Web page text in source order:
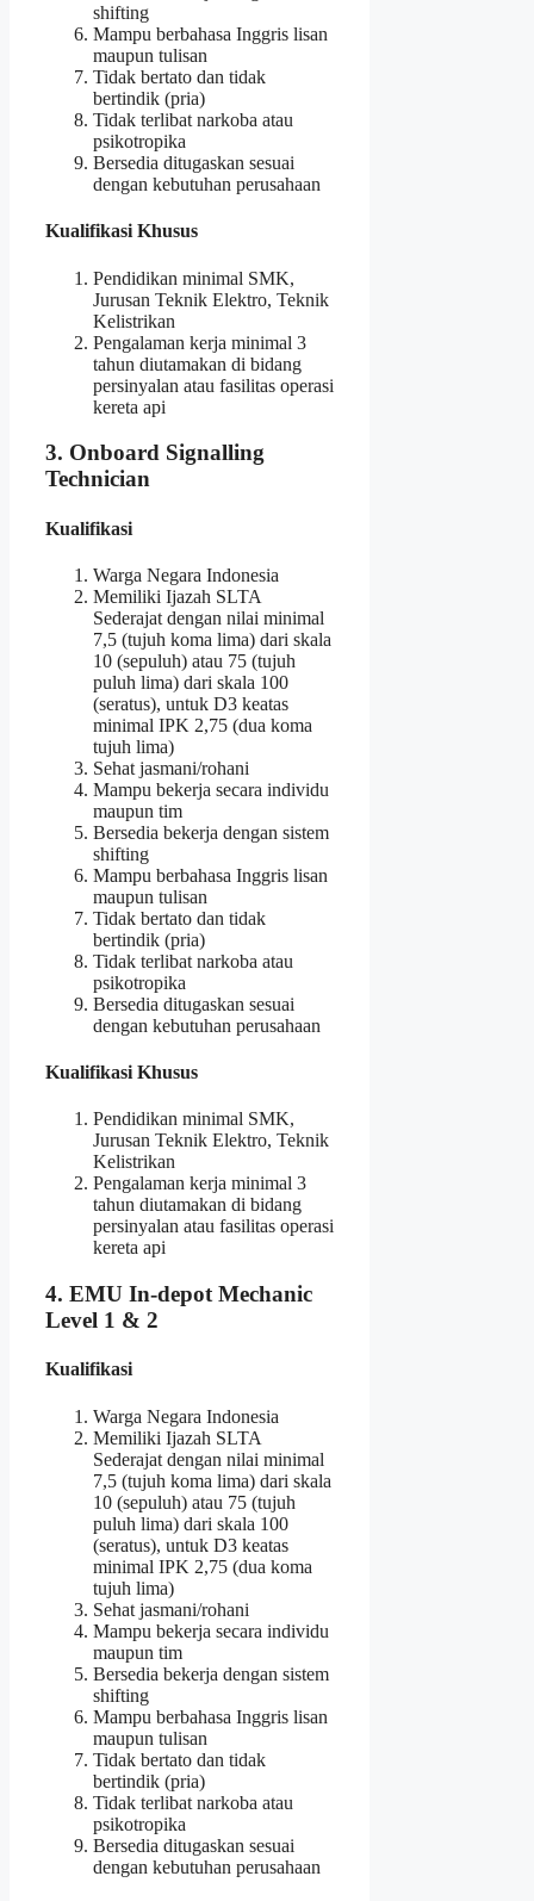
shifting
Mampu berbahasa Inggris lisan
maupun tulisan
Tidak bertato dan tidak
bertindik (pria)
Tidak terlibat narkoba atau
psikotropika
Bersedia ditugaskan sesuai
dengan kebutuhan perusahaan
Kualifikasi Khusus
Pendidikan minimal SMK,
Jurusan Teknik Elektro, Teknik
Kelistrikan
Pengalaman kerja minimal 3
tahun diutamakan di bidang
persinyalan atau fasilitas operasi
kereta api
3. Onboard Signalling
Technician
Kualifikasi
Warga Negara Indonesia
Memiliki Ijazah SLTA
Sederajat dengan nilai minimal
7,5 (tujuh koma lima) dari skala
10 (sepuluh) atau 75 (tujuh
puluh lima) dari skala 100
(seratus), untuk D3 keatas
minimal IPK 2,75 (dua koma
tujuh lima)
Sehat jasmani/rohani
Mampu bekerja secara individu
maupun tim
Bersedia bekerja dengan sistem
shifting
Mampu berbahasa Inggris lisan
maupun tulisan
Tidak bertato dan tidak
bertindik (pria)
Tidak terlibat narkoba atau
psikotropika
Bersedia ditugaskan sesuai
dengan kebutuhan perusahaan
Kualifikasi Khusus
Pendidikan minimal SMK,
Jurusan Teknik Elektro, Teknik
Kelistrikan
Pengalaman kerja minimal 3
tahun diutamakan di bidang
persinyalan atau fasilitas operasi
kereta api
4. EMU In-depot Mechanic
Level 1 & 2
Kualifikasi
Warga Negara Indonesia
Memiliki Ijazah SLTA
Sederajat dengan nilai minimal
7,5 (tujuh koma lima) dari skala
10 (sepuluh) atau 75 (tujuh
puluh lima) dari skala 100
(seratus), untuk D3 keatas
minimal IPK 2,75 (dua koma
tujuh lima)
Sehat jasmani/rohani
Mampu bekerja secara individu
maupun tim
Bersedia bekerja dengan sistem
shifting
Mampu berbahasa Inggris lisan
maupun tulisan
Tidak bertato dan tidak
bertindik (pria)
Tidak terlibat narkoba atau
psikotropika
Bersedia ditugaskan sesuai
dengan kebutuhan perusahaan